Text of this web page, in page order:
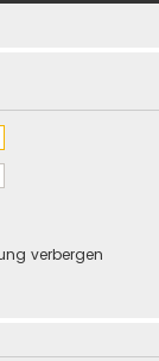
verbergen